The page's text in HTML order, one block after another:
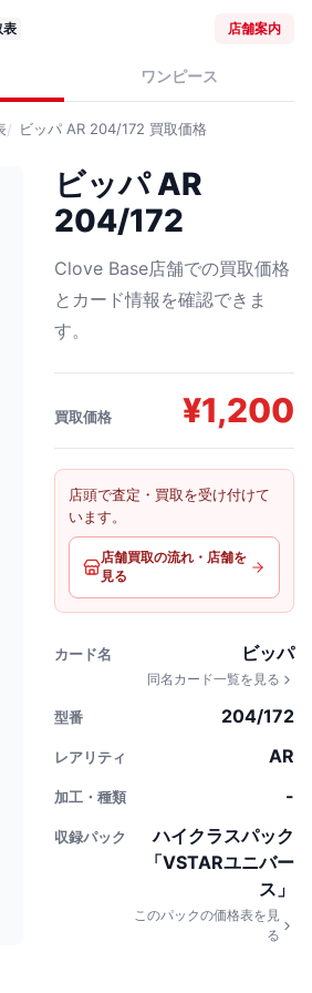
表 店舗案内
ワンピース
ビッパ AR 204/172 買取価格
ビッパ AR
204/172
Clove Base店舗での買取価格
とカード情報を確認できま
す。
買取価格 ¥1,200
店頭で査定・買取を受け付けて
います。
店舗買取の流れ・店舗を
見る
カード名 ビッパ
同名カード一覧を見る
型番 204/172
レアリティ AR
加工・種類 -
収録パック
ハイクラスパック
「VSTARユニバー
ス」
このパックの価格表を見
る